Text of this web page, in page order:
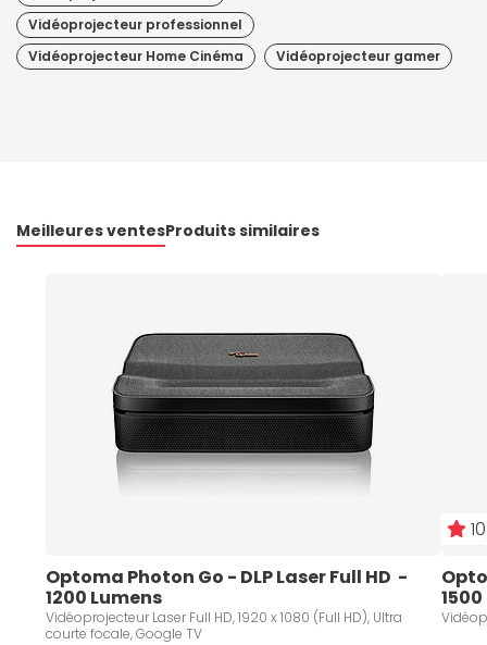
Vidéoprojecteur professionnel
Vidéoprojecteur Home Cinéma
Vidéoprojecteur gamer
Meilleures ventesProduits similaires
Optoma Photon Go - DLP Laser Full HD  -
1200 Lumens
Vidéoprojecteur Laser Full HD, 1920 x 1080 (Full HD), Ultra
courte focale, Google TV